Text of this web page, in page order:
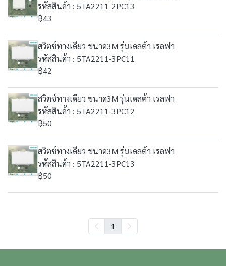
รหัสสินค้า : 5TA2211-2PC13
฿43
สวิตซ์ทางเดียว ขนาด3M รุ่นเดลต้า เรลฟา
รหัสสินค้า : 5TA2211-3PC11
฿42
สวิตซ์ทางเดียว ขนาด3M รุ่นเดลต้า เรลฟา
รหัสสินค้า : 5TA2211-3PC12
฿50
สวิตซ์ทางเดียว ขนาด3M รุ่นเดลต้า เรลฟา
รหัสสินค้า : 5TA2211-3PC13
฿50
1